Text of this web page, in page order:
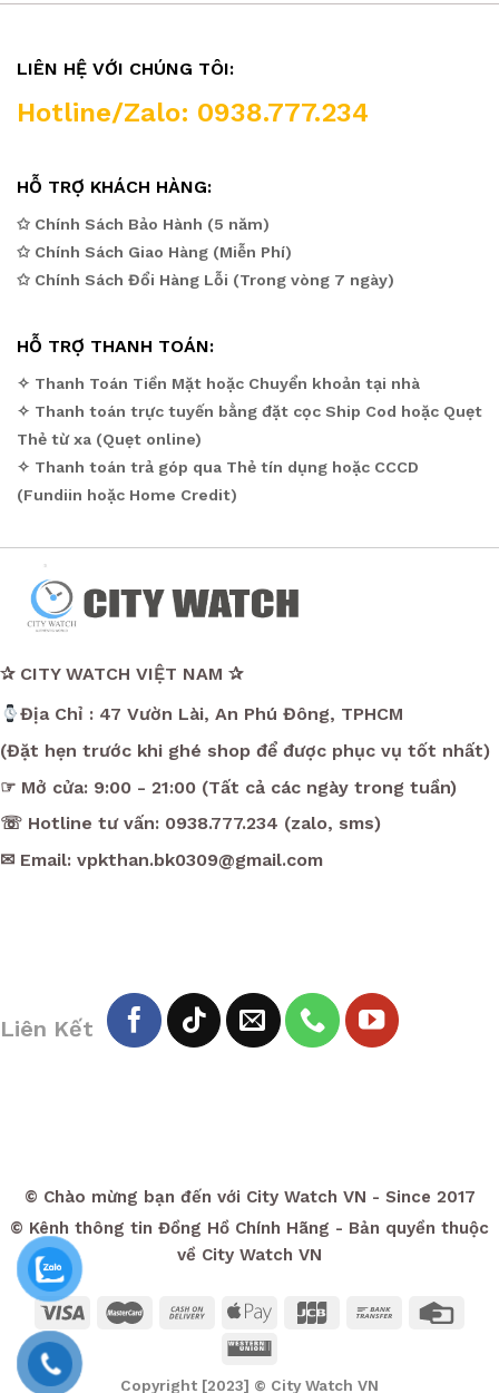
LIÊN HỆ VỚI CHÚNG TÔI:
Hotline/Zalo: 0938.777.234
HỖ TRỢ KHÁCH HÀNG:
✩ Chính Sách Bảo Hành (5 năm)
✩ Chính Sách Giao Hàng (Miễn Phí)
✩ Chính Sách Đổi Hàng Lỗi (Trong vòng 7 ngày)
HỖ TRỢ THANH TOÁN:
✧ Thanh Toán Tiền Mặt hoặc Chuyển khoản tại nhà
✧ Thanh toán trực tuyến bằng đặt cọc Ship Cod hoặc Quẹt
Thẻ từ xa (Quẹt online)
✧ Thanh toán trả góp qua Thẻ tín dụng hoặc CCCD
(Fundiin hoặc Home Credit)
✰ CITY WATCH VIỆT NAM ✰
Địa Chỉ : 47 Vườn Lài, An Phú Đông, TPHCM
(Đặt hẹn trước khi ghé shop để được phục vụ tốt nhất)
☞ Mở cửa: 9:00 - 21:00 (Tất cả các ngày trong tuần)
☏ Hotline tư vấn: 0938.777.234 (zalo, sms)
✉ Email: vpkthan.bk0309@gmail.com
Liên Kết
© Chào mừng bạn đến với City Watch VN - Since 2017
© Kênh thông tin Đồng Hồ Chính Hãng - Bản quyền thuộc
về City Watch VN
Copyright [2023] © City Watch VN